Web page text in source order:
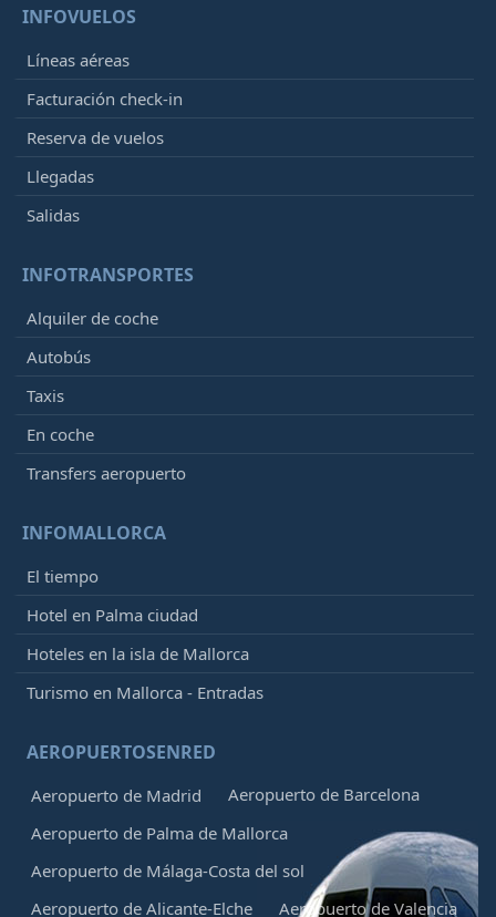
INFOVUELOS
Líneas aéreas
Facturación check-in
Reserva de vuelos
Llegadas
Salidas
INFOTRANSPORTES
Alquiler de coche
Autobús
Taxis
En coche
Transfers aeropuerto
INFOMALLORCA
El tiempo
Hotel en Palma ciudad
Hoteles en la isla de Mallorca
Turismo en Mallorca - Entradas
AEROPUERTOSENRED
Aeropuerto de Madrid
Aeropuerto de Barcelona
Aeropuerto de Palma de Mallorca
Aeropuerto de Málaga-Costa del sol
Aeropuerto de Alicante-Elche
Aeropuerto de Valencia